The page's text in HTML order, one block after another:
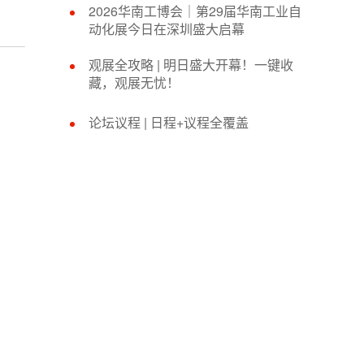
2026华南工博会｜第29届华南工业自
动化展今日在深圳盛大启幕
观展全攻略 | 明日盛大开幕！一键收
藏，观展无忧！
论坛议程 | 日程+议程全覆盖